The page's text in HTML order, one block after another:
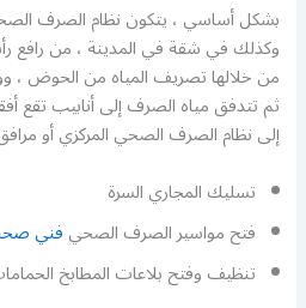
بشكل أساسي ، يتكون نظام الصرف
وكذلك في شقة في المدينة ، من رافع
من خلالها تصريف المياه من الحوض ،
ثم تتدفق مياه الصرف إلى أنابيب تقع
إلى نظام الصرف الصحي المركزي أو
تسليك المجاري السرة
فتح مواسير الصرف الصحيفني
تنظيف وفتح بلاعات المطابخ